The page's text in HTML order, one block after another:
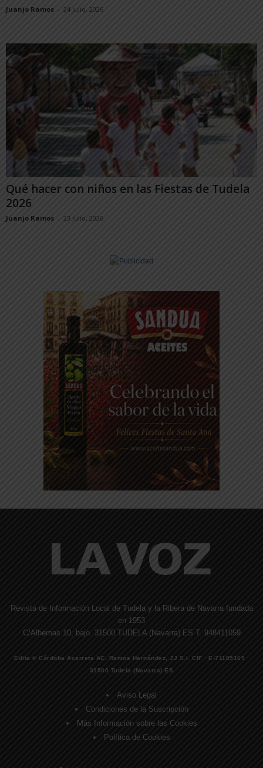
Juanjo Ramos - 24 julio, 2026
Qué hacer con niños en las Fiestas de Tudela
2026
Juanjo Ramos - 23 julio, 2026
Revista de Información Local de Tudela y la Ribera de Navarra fundada
en 1953
C/Alhemas 10, bajo. 31500 TUDELA (Navarra) ES T. 948411059
Edita © Córdoba Acarreta AC, Ramos Hernández, JJ S.I. CIF · E-71185169 ·
31500 Tudela (Navarra) ES
Aviso Legal
Condiciones de la Suscripción
Más Información sobre las Cookies
Política de Cookies